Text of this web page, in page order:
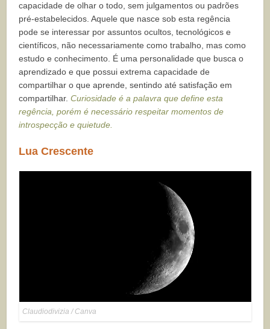
capacidade de olhar o todo, sem julgamentos ou padrões
pré-estabelecidos. Aquele que nasce sob esta regência
pode se interessar por assuntos ocultos, tecnológicos e
científicos, não necessariamente como trabalho, mas como
estudo e conhecimento. É uma personalidade que busca o
aprendizado e que possui extrema capacidade de
compartilhar o que aprende, sentindo até satisfação em
compartilhar.Curiosidade é a palavra que define esta
regência, porém é necessário respeitar momentos de
introspecção e quietude.
Lua Crescente
Claudiodivizia / Canva